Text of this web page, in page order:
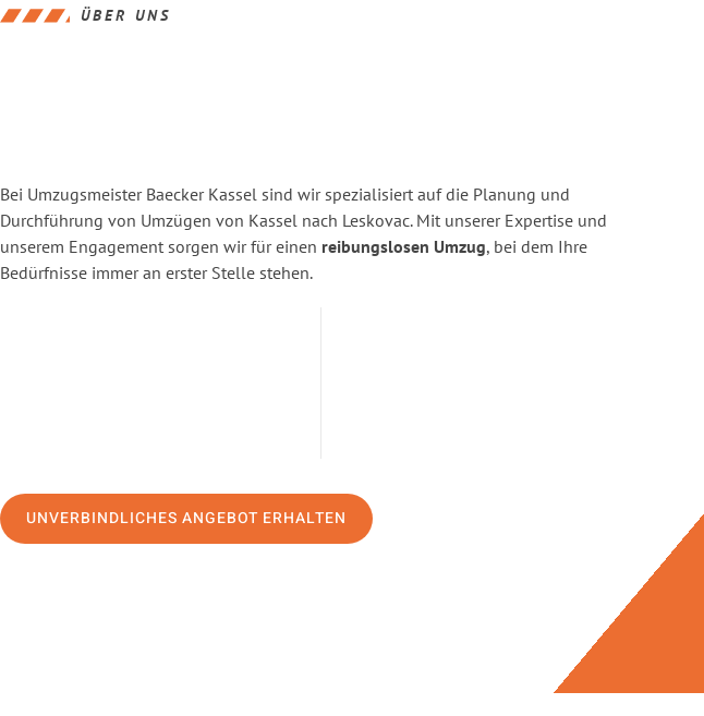
ÜBER UNS
Bei Umzugsmeister Baecker Kassel sind wir spezialisiert auf die Planung und
Durchführung von Umzügen von Kassel nach Leskovac. Mit unserer Expertise und
unserem Engagement sorgen wir für einen reibungslosen Umzug, bei dem Ihre
Bedürfnisse immer an erster Stelle stehen.
UNVERBINDLICHES ANGEBOT ERHALTEN